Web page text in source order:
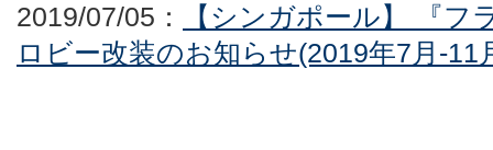
2019/07/05：
【シンガポール】 『フ
ロビー改装のお知らせ(2019年7月-11